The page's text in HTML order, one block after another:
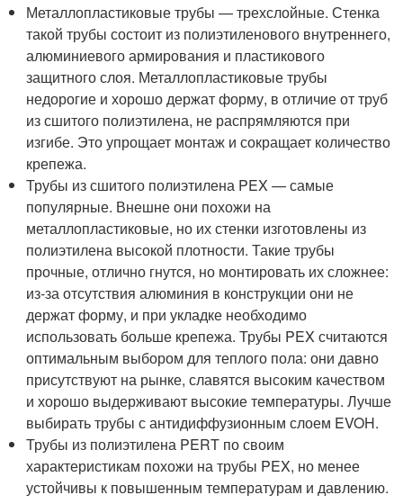
Металлопластиковые трубы — трехслойные. Стенка
такой трубы состоит из полиэтиленового внутреннего,
алюминиевого армирования и пластикового
защитного слоя. Металлопластиковые трубы
недорогие и хорошо держат форму, в отличие от труб
из сшитого полиэтилена, не распрямляются при
изгибе. Это упрощает монтаж и сокращает количество
крепежа.
Трубы из сшитого полиэтилена PEX — самые
популярные. Внешне они похожи на
металлопластиковые, но их стенки изготовлены из
полиэтилена высокой плотности. Такие трубы
прочные, отлично гнутся, но монтировать их сложнее:
из-за отсутствия алюминия в конструкции они не
держат форму, и при укладке необходимо
использовать больше крепежа. Трубы PEX считаются
оптимальным выбором для теплого пола: они давно
присутствуют на рынке, славятся высоким качеством
и хорошо выдерживают высокие температуры. Лучше
выбирать трубы с антидиффузионным слоем EVOH.
Трубы из полиэтилена PERT по своим
характеристикам похожи на трубы PEX, но менее
устойчивы к повышенным температурам и давлению.